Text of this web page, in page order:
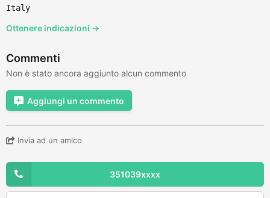
Italy
Ottenere indicazioni →
Commenti
Non è stato ancora aggiunto alcun commento
Aggiungi un commento
Invia ad un amico
351039xxxx